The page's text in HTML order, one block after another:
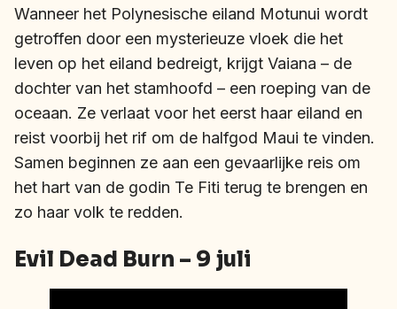
Wanneer het Polynesische eiland Motunui wordt
getroffen door een mysterieuze vloek die het
leven op het eiland bedreigt, krijgt Vaiana – de
dochter van het stamhoofd – een roeping van de
oceaan. Ze verlaat voor het eerst haar eiland en
reist voorbij het rif om de halfgod Maui te vinden.
Samen beginnen ze aan een gevaarlijke reis om
het hart van de godin Te Fiti terug te brengen en
zo haar volk te redden.
Evil Dead Burn – 9 juli